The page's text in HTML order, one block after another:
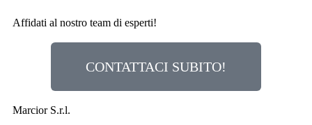
Affidati al nostro team di esperti!
CONTATTACI SUBITO!
Marcior S.r.l.